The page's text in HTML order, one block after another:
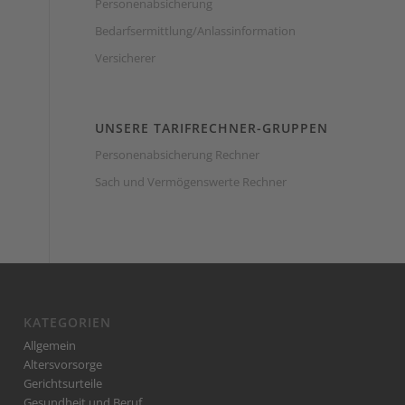
Personenabsicherung
Bedarfsermittlung/Anlassinformation
Versicherer
UNSERE TARIFRECHNER-GRUPPEN
Personenabsicherung Rechner
Sach und Vermögenswerte Rechner
KATEGORIEN
Allgemein
Altersvorsorge
Gerichtsurteile